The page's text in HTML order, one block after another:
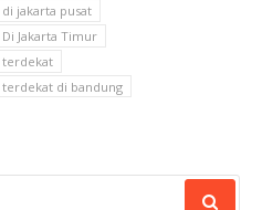
jakarta pusat
Jakarta Timur
terdekat
di bandung